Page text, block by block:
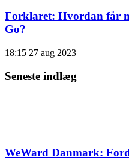
Forklaret: Hvordan får
Go?
18:15 27 aug 2023
Seneste indlæg
WeWard Danmark: